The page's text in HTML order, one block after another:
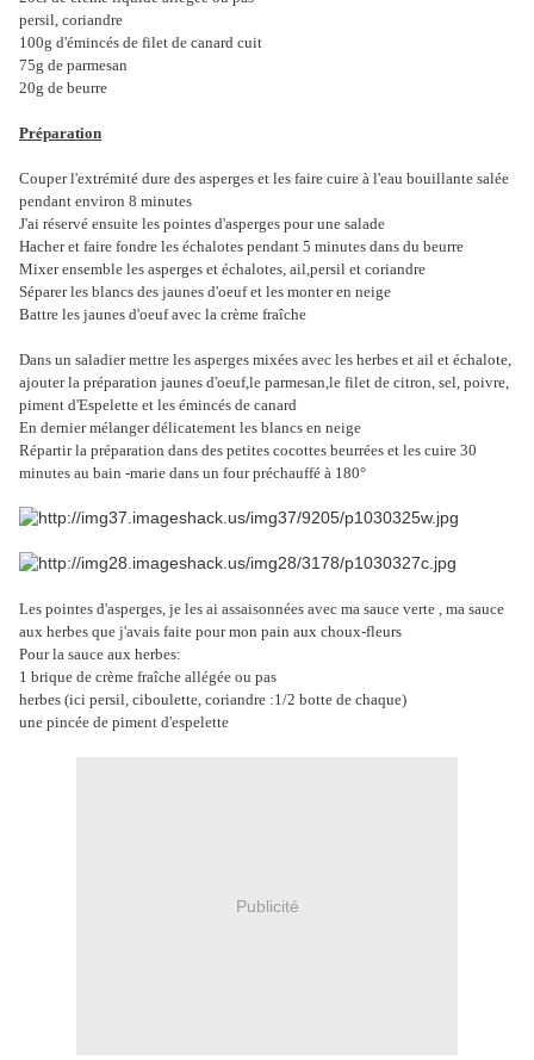
persil, coriandre
100g d'émincés de filet de canard cuit
75g de parmesan
20g de beurre
Préparation
Couper l'extrémité dure des asperges et les faire cuire à l'eau bouillante salée
pendant environ 8 minutes
J'ai réservé ensuite les pointes d'asperges pour une salade
Hacher et faire fondre les échalotes pendant 5 minutes dans du beurre
Mixer ensemble les asperges et échalotes, ail,persil et coriandre
Séparer les blancs des jaunes d'oeuf et les monter en neige
Battre les jaunes d'oeuf avec la crème fraîche
Dans un saladier mettre les asperges mixées avec les herbes et ail et échalote,
ajouter la préparation jaunes d'oeuf,le parmesan,le filet de citron, sel, poivre,
piment d'Espelette et les émincés de canard
En dernier mélanger délicatement les blancs en neige
Répartir la préparation dans des petites cocottes beurrées et les cuire 30
minutes au bain -marie dans un four préchauffé à 180°
Les pointes d'asperges, je les ai assaisonnées avec ma sauce verte , ma sauce
aux herbes que j'avais faite pour mon pain aux choux-fleurs
Pour la sauce aux herbes:
1 brique de crème fraîche allégée ou pas
herbes (ici persil, ciboulette, coriandre :1/2 botte de chaque)
une pincée de piment d'espelette
Publicité